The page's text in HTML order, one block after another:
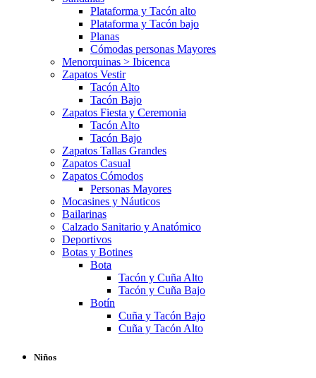
Plataforma y Tacón alto
Plataforma y Tacón bajo
Planas
Cómodas personas Mayores
Menorquinas > Ibicenca
Zapatos Vestir
Tacón Alto
Tacón Bajo
Zapatos Fiesta y Ceremonia
Tacón Alto
Tacón Bajo
Zapatos Tallas Grandes
Zapatos Casual
Zapatos Cómodos
Personas Mayores
Mocasines y Náuticos
Bailarinas
Calzado Sanitario y Anatómico
Deportivos
Botas y Botines
Bota
Tacón y Cuña Alto
Tacón y Cuña Bajo
Botín
Cuña y Tacón Bajo
Cuña y Tacón Alto
Niños